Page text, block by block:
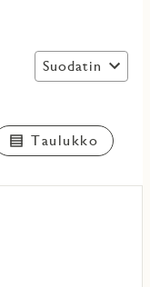
Suodatin
Taulukko